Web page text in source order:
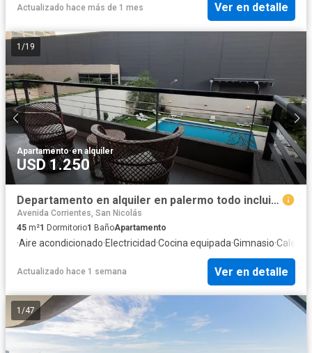
Actualizado hace más de 1 mes Ver en detalle
1 /19
Apartamento·en alquiler
USD 1.250
Departamento en alquiler en palermo todo incluido
Avenida Corrientes, San Nicolás
45 m²1 Dormitorio1 BañoApartamento
·Aire acondicionado·Electricidad·Cocina equipada·Gimnasio·
Actualizado hace 1 semana Ver en detalle
1 /47